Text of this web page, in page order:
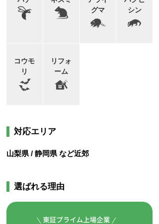
グマ
シン
コウモ
リ
リフォ
ーム
対応エリア
山梨県 / 静岡県 など近郊
選ばれる理由